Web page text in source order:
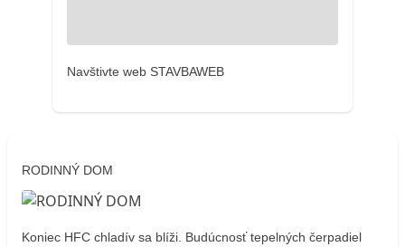
Navštivte web STAVBAWEB
RODINNÝ DOM
Koniec HFC chladív sa blíži. Budúcnosť tepelných čerpadiel